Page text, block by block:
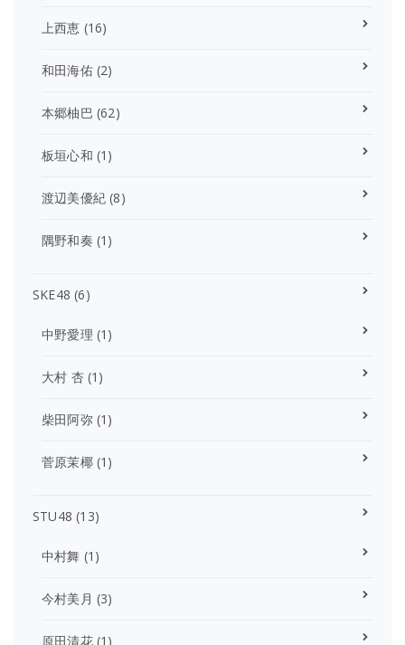
上西恵 (16)
和田海佑(2)
本郷柚巴 (62)
板垣心和 (1)
渡辺美優紀 (8)
隅野和奏 (1)
SKE48 (6)
中野愛理 (1)
大村 杏(1)
柴田阿弥(1)
菅原茉椰(1)
STU48 (13)
中村舞 (1)
今村美月 (3)
原田清花(1)